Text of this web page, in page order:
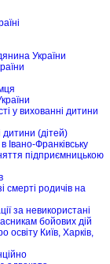
України
у вихованні дитини
дитини (дітей)
Івано-Франківську
підприємницькою
смерті родичів на
за невикористані
бойових дій
освіту Київ, Харків,